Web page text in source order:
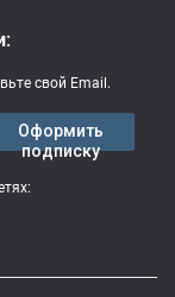
свой Email.
Оформить
подписку